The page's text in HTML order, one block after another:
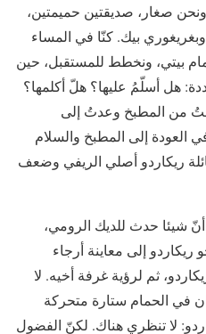
صغار، صديقتين حميمتين،
بيك. كنّا في المساء
بيتي، ونخطط للمستقبل، حين
هل أسلّمُ عليها؟ هلّ أكلمها؟
من المطبخ وعدتُ إلى
إلى المطبخ والسلام
ريكاردو أصلي الريفي وضعف
أنّ شيئا حدث للديك الرومي،
ريكاردو إلى معاينة أرجاء
ثم لرؤية غرفة أخيه. لا
في الحمام ستارة متحركة
لا تنظري هناك. لكنّ الفضول